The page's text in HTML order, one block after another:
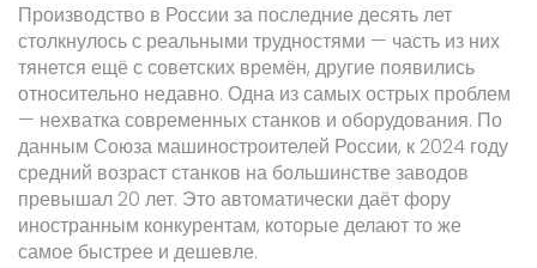
Производство в России за последние десять лет
столкнулось с реальными трудностями — часть из них
тянется ещё с советских времён, другие появились
относительно недавно. Одна из самых острых проблем
— нехватка современных станков и оборудования. По
данным Союза машиностроителей России, к 2024 году
средний возраст станков на большинстве заводов
превышал 20 лет. Это автоматически даёт фору
иностранным конкурентам, которые делают то же
самое быстрее и дешевле.